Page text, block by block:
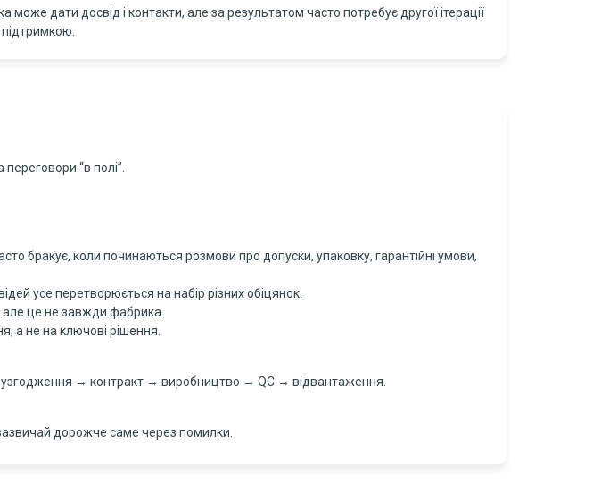
може дати досвід і контакти, але за результатом часто потребує другої ітерації
“в полі”.
бракує, коли починаються розмови про допуски, упаковку, гарантійні умови,
усе перетворюється на набір різних обіцянок.
це не завжди фабрика.
а не на ключові рішення.
→ контракт → виробництво → QC → відвантаження.
зазвичай дорожче саме через помилки.